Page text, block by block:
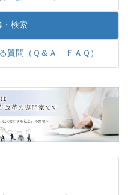
検索
質問（Ｑ＆Ａ ＦＡＱ）